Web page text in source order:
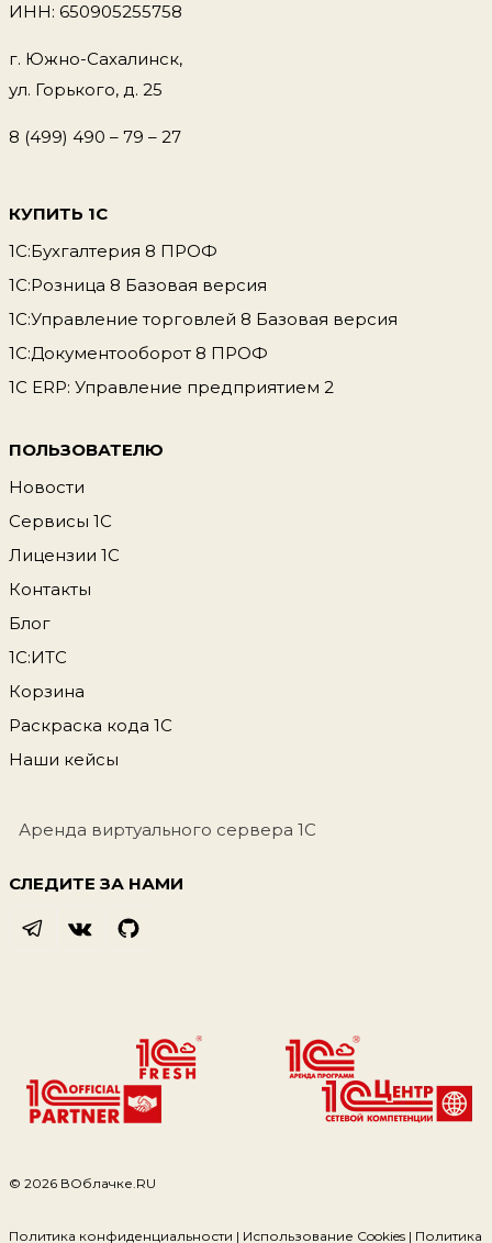
ИНН: 650905255758
г. Южно-Сахалинск,
ул. Горького, д. 25
8 (499) 490 – 79 – 27
КУПИТЬ 1С
1С:Бухгалтерия 8 ПРОФ
1С:Розница 8 Базовая версия
1С:Управление торговлей 8 Базовая версия
1С:Документооборот 8 ПРОФ
1С ERP: Управление предприятием 2
ПОЛЬЗОВАТЕЛЮ
Новости
Сервисы 1С
Лицензии 1С
Контакты
Блог
1С:ИТС
Корзина
Раскраска кода 1С
Наши кейсы
Аренда виртуального сервера 1С
СЛЕДИТЕ ЗА НАМИ
© 2026 ВОблачке.RU
Политика конфиденциальности | Использование Cookies | Политика